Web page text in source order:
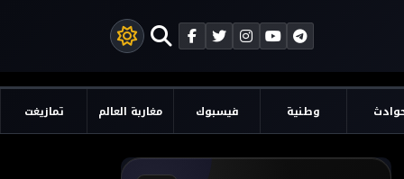
وطنية فيسبوك مغاربة العالم تمازيغت